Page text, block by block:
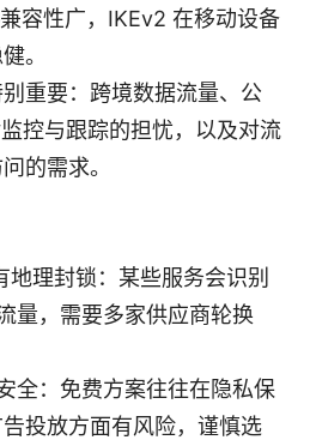
容性广，IKEv2 在移动设备
。
重要：跨境数据流量、公
控与跟踪的担忧，以及对流
的需求。
地理封锁：某些服务会识别
量，需要多家供应商轮换
全：免费方案往往在隐私保
投放方面有风险，谨慎选